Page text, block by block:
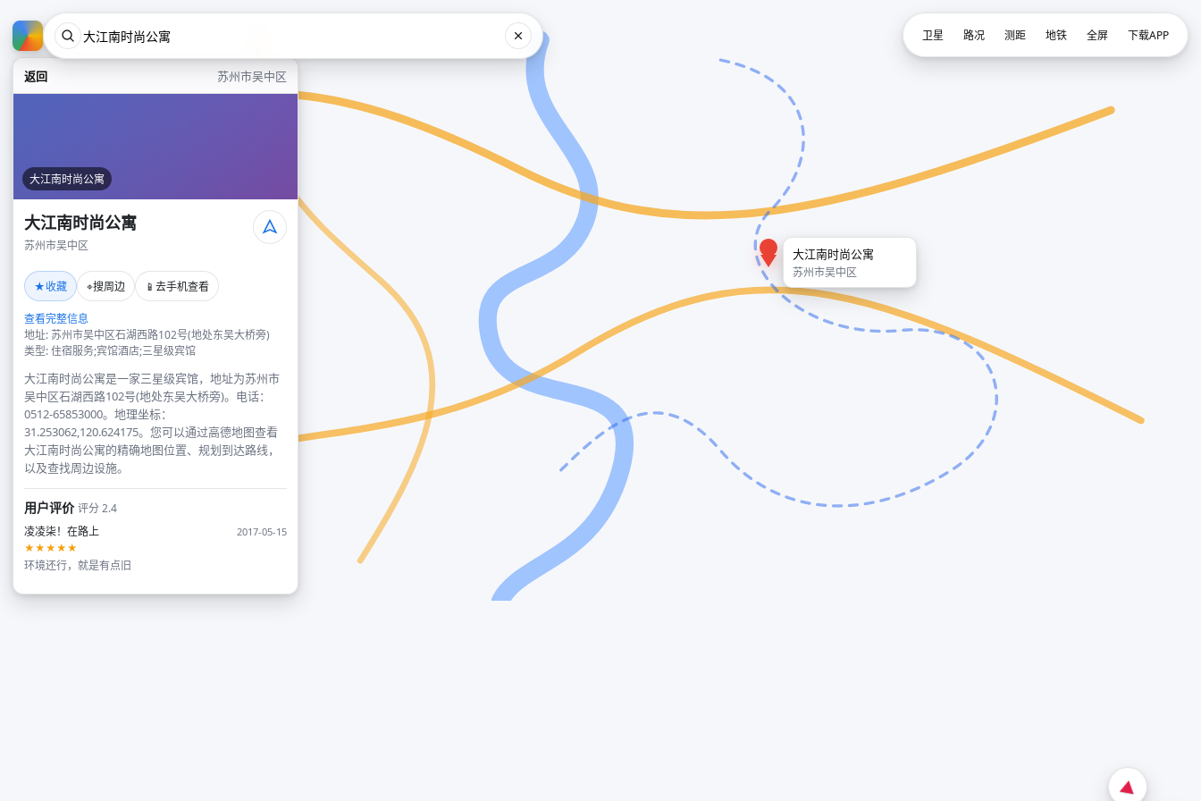
返回 苏州市吴中区
大江南时尚公寓
大江南时尚公寓
苏州市吴中区
★收藏 ⌖搜周边 📱 去手机查看
查看完整信息
地址: 苏州市吴中区石湖西路102号(地处东吴大桥旁)
类型: 住宿服务;宾馆酒店;三星级宾馆
大江南时尚公寓是一家三星级宾馆，地址为苏州市
吴中区石湖西路102号(地处东吴大桥旁)。电话：
0512-65853000。地理坐标：
31.253062,120.624175。您可以通过高德地图查看
大江南时尚公寓的精确地图位置、规划到达路线，
以及查找周边设施。
用户评价评分 2.4
凌凌柒！在路上
2017-05-15
★★★★★
环境还行，就是有点旧
大江南时尚公寓
苏州市吴中区
卫星 路况 测距 地铁 全屏 下载APP